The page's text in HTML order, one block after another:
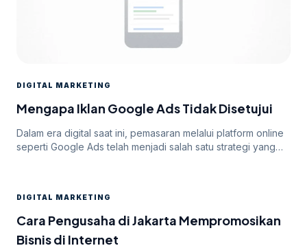
DIGITAL MARKETING
Mengapa Iklan Google Ads Tidak Disetujui
Dalam era digital saat ini, pemasaran melalui platform online
seperti Google Ads telah menjadi salah satu strategi yang
menghadapi tantangan dalam mendapatkan persetujuan
iklan mereka. Dalam artikel ini, kita akan membahas
mengapa […]
DIGITAL MARKETING
Cara Pengusaha di Jakarta Mempromosikan
Bisnis di Internet